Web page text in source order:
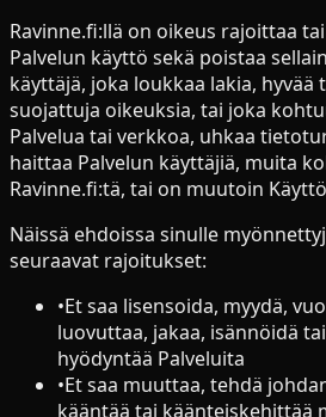
Ravinne.fi:llä on oikeus rajoittaa
Palvelun käyttö sekä poistaa
käyttäjä, joka loukkaa lakia, hyvää
suojattuja oikeuksia, tai joka
Palvelua tai verkkoa, uhkaa
haittaa Palvelun käyttäjiä, muita
Ravinne.fi:tä, tai on muutoin
Näissä ehdoissa sinulle
seuraavat rajoitukset:
•Et saa lisensoida, myydä,
luovuttaa, jakaa, isännöidä
hyödyntää Palveluita
•Et saa muuttaa, tehdä
kääntää tai käänteiskehittää